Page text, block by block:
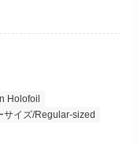
Holofoil
サイズ/Regular-sized